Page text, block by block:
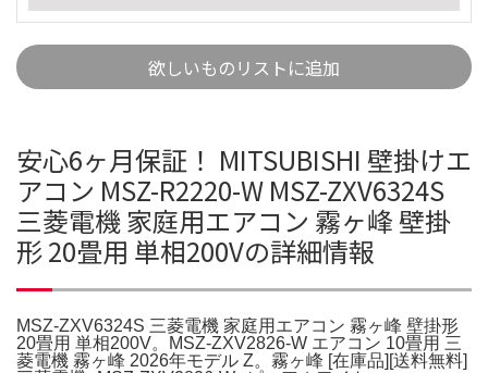
欲しいものリストに追加
安心6ヶ月保証！ MITSUBISHI 壁掛けエ
アコン MSZ-R2220-W MSZ-ZXV6324S
三菱電機 家庭用エアコン 霧ヶ峰 壁掛
形 20畳用 単相200Vの詳細情報
MSZ-ZXV6324S 三菱電機 家庭用エアコン 霧ヶ峰 壁掛形
20畳用 単相200V。MSZ-ZXV2826-W エアコン 10畳用 三
菱電機 霧ヶ峰 2026年モデル Z。霧ヶ峰 [在庫品][送料無料]